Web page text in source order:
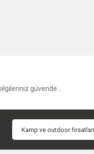
güvende...